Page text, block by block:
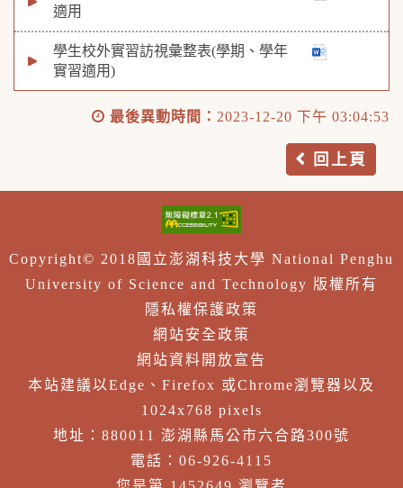
適用
學生校外實習訪視彙整表(學期、學年
實習適用)
最後異動時間： 2023-12-20 下午 03:04:53
回上頁
Copyright© 2018國立澎湖科技大學 National Penghu
University of Science and Technology 版權所有
隱私權保護政策
網站安全政策
網站資料開放宣告
本站建議以Edge、Firefox 或Chrome瀏覽器以及
1024x768 pixels
地址：880011 澎湖縣馬公市六合路300號
電話：06-926-4115